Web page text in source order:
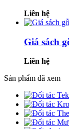
Liên hệ
Giá sách
Liên hệ
Sản phẩm đã xem